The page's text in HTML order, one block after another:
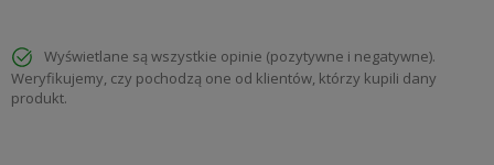
Wyświetlane są wszystkie opinie (pozytywne i negatywne).
Weryfikujemy, czy pochodzą one od klientów, którzy kupili dany
produkt.